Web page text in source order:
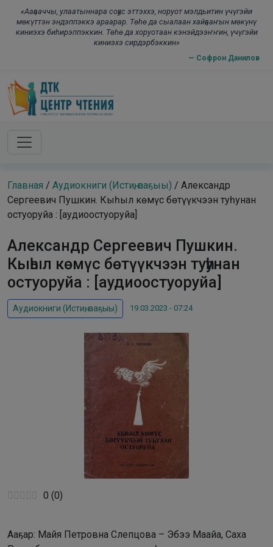
«Ааҕааччы, улаатыннара соҕус эттэххэ, норуот мэлдьитин үчүгэйи
мөкүттэн эндэппэккэ араарар. Төһө да сыалаан хайҕааҥын мөкүнү
киниэхэ биһирэппэккин. Төһө да хоруотаан кэнэйдээҥҥин, үчүгэйи
киниэхэ сирдэрбэккин»
— Софрон Данилов
Skip to main content
Главная / Аудиокниги (Истиҥ, ааҕыы) / Александр
Сергеевич Пушкин. Кыһыл көмүс бөтүүкчээн туһунан
остуоруйа : [аудиоостуоруйа]
Александр Сергеевич Пушкин.
Кыһыл көмүс бөтүүкчээн туһунан
остуоруйа : [аудиоостуоруйа]
Аудиокниги (Истиҥ, ааҕыы) 19.03.2023 - 07:24
0 (0)
Ааҕар: Майя Петровна Слепцова – Эбээ Маайа, Саха